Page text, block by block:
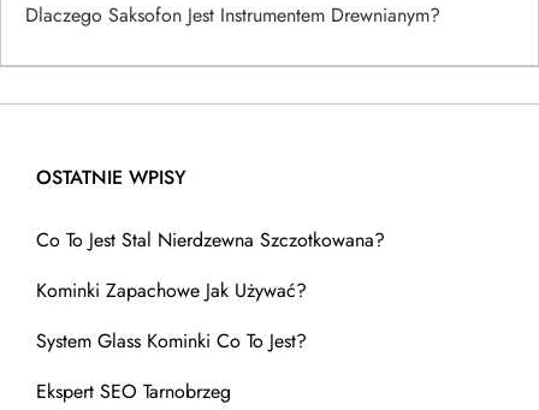
Dlaczego Saksofon Jest Instrumentem Drewnianym?
OSTATNIE WPISY
Co To Jest Stal Nierdzewna Szczotkowana?
Kominki Zapachowe Jak Używać?
System Glass Kominki Co To Jest?
Ekspert SEO Tarnobrzeg